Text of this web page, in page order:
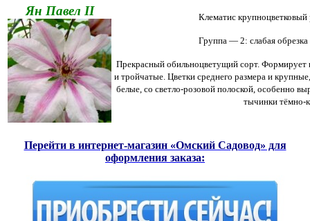
Ян Павел II Клематис
Группа — 2: слабая обрезка
Прекрасный обильноцветущий сорт. Формирует
и тройчатые. Цветки среднего размера и
белые, со светло-розовой полоской, особенно
тычинки тёмно-
Перейти в интернет-магазин «Омский Садовод» для
оформления заказа: